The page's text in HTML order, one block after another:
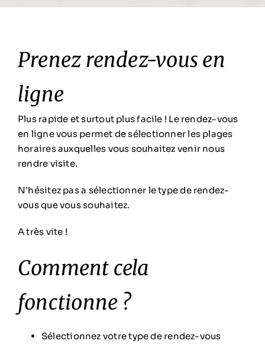
Prenez rendez-vous en
ligne
Plus rapide et surtout plus facile ! Le rendez-vous
en ligne vous permet de sélectionner les plages
horaires auxquelles vous souhaitez venir nous
rendre visite.
N’hésitez pas a sélectionner le type de rendez-
vous que vous souhaitez.
A très vite !
Comment cela
fonctionne ?
Sélectionnez votre type de rendez-vous